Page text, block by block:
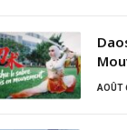
AOÛT